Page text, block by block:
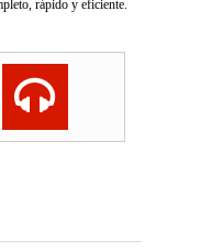
rápido y eficiente.